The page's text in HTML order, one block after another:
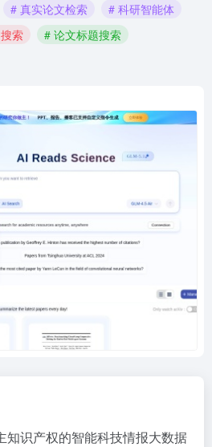
# 真实论文检索
# 科研智能体
索
# 论文标题搜索
知识产权的智能科技情报大数据